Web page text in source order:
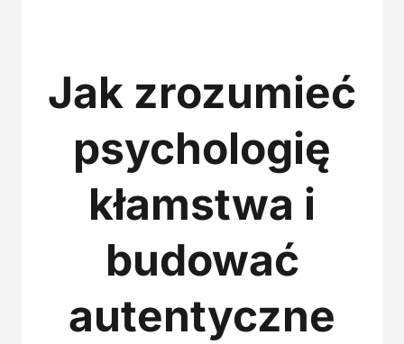
Jak zrozumieć
psychologię
kłamstwa i
budować
autentyczne